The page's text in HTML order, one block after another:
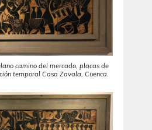
camino del mercado, placas de
temporal Casa Zavala, Cuenca.